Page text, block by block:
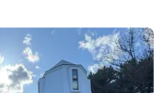
より古風でこれまでにない木造